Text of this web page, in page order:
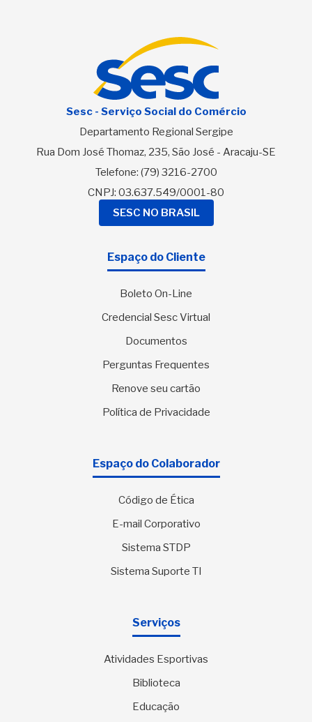
Sesc - Serviço Social do Comércio
Departamento Regional Sergipe
Rua Dom José Thomaz, 235, São José - Aracaju-SE
Telefone: (79) 3216-2700
CNPJ: 03.637.549/0001-80
SESC NO BRASIL
Espaço do Cliente
Boleto On-Line
Credencial Sesc Virtual
Documentos
Perguntas Frequentes
Renove seu cartão
Política de Privacidade
Espaço do Colaborador
Código de Ética
E-mail Corporativo
Sistema STDP
Sistema Suporte TI
Serviços
Atividades Esportivas
Biblioteca
Educação